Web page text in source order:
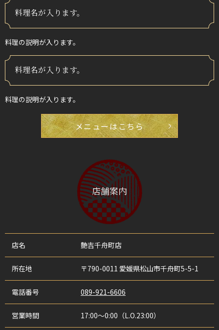
料理名が入ります。
料理の説明が入ります。
料理名が入ります。
料理の説明が入ります。
メニューはこちら
店舗案内
店名 艶吉千舟町店
所在地 〒790-0011 愛媛県松山市千舟町5-5-1
電話番号 089-921-6606
営業時間 17:00〜0:00（L.O.23:00）